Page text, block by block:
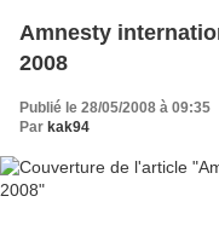
Amnesty
2008
Publié le 28/05/2008 à 09:35
Par kak94